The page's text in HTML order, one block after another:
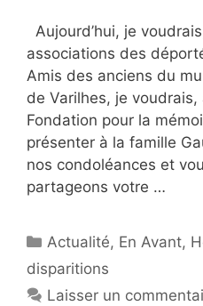
Aujourd’hui, je
associations des
Amis des anciens du
de Varilhes, je
Fondation pour la
présenter à la famille
nos condoléances et
partageons votre …
Catégories
Actualité, En Avant,
disparitions
Laisser un